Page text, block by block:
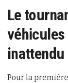
Le
inattendu
Pour la